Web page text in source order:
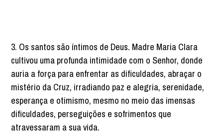
3. Os santos são íntimos de Deus. Madre Maria Clara
cultivou uma profunda intimidade com o Senhor, donde
auria a força para enfrentar as dificuldades, abraçar o
mistério da Cruz, irradiando paz e alegria, serenidade,
esperança e otimismo, mesmo no meio das imensas
dificuldades, perseguições e sofrimentos que
atravessaram a sua vida.